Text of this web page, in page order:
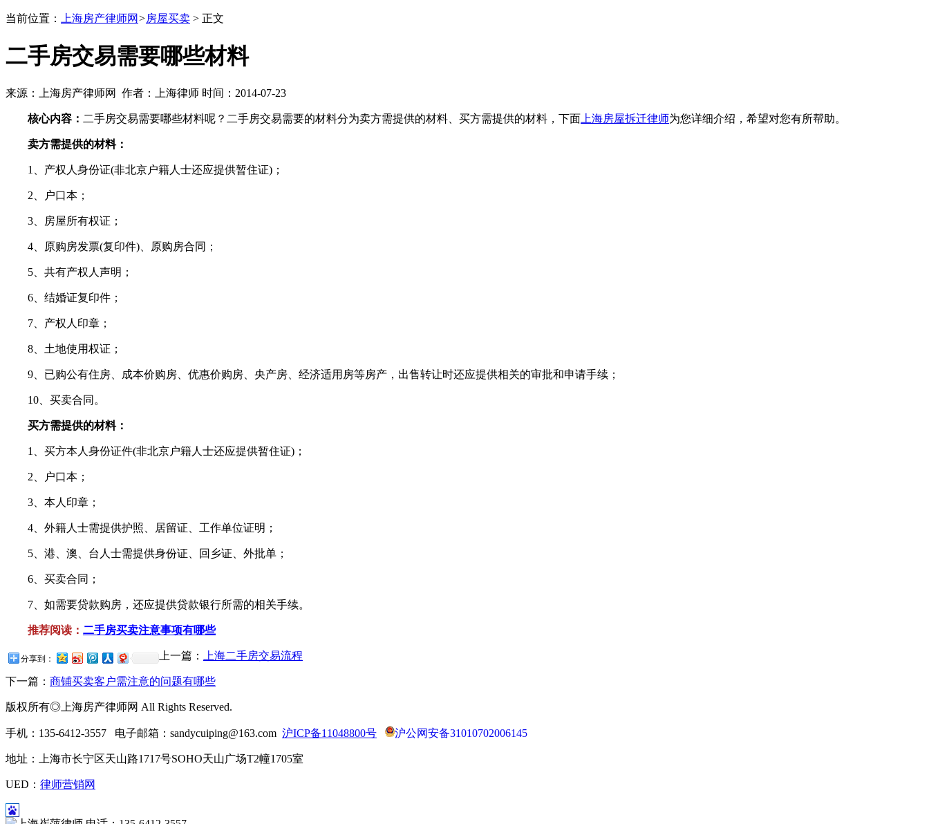
当前位置： 上海房产律师网 >房屋买卖 > 正文
二手房交易需要哪些材料
来源：上海房产律师网 作者：上海律师 时间：2014-07-23
核心内容： 二手房交易需要哪些材料呢？二手房交易需要的材料分为卖方需提供的材料、买方需提供的材料，下面 上海房屋拆迁律师为您详细介绍，希望对您有所帮助。
卖方需提供的材料：
1、产权人身份证(非北京户籍人士还应提供暂住证)；
2、户口本；
3、房屋所有权证；
4、原购房发票(复印件)、原购房合同；
5、共有产权人声明；
6、结婚证复印件；
7、产权人印章；
8、土地使用权证；
9、已购公有住房、成本价购房、优惠价购房、央产房、经济适用房等房产，出售转让时还应提供相关的审批和申请手续；
10、买卖合同。
买方需提供的材料：
1、买方本人身份证件(非北京户籍人士还应提供暂住证)；
2、户口本；
3、本人印章；
4、外籍人士需提供护照、居留证、工作单位证明；
5、港、澳、台人士需提供身份证、回乡证、外批单；
6、买卖合同；
7、如需要贷款购房，还应提供贷款银行所需的相关手续。
推荐阅读： 二手房买卖注意事项有哪些
分享到： 上一篇： 上海二手房交易流程
下一篇： 商铺买卖客户需注意的问题有哪些
版权所有◎上海房产律师网 All Rights Reserved.
手机：135-6412-3557 电子邮箱：sandycuiping@163.com 沪ICP备11048800号 沪公网安备31010702006145
地址：上海市长宁区天山路1717号SOHO天山广场T2幢1705室
UED： 律师营销网